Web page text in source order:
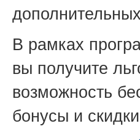
В рамках
вы получите
возможность
бонусы и